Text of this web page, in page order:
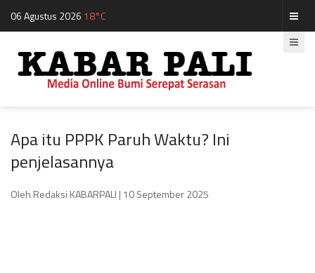
06 Agustus 2026 18°C
Apa itu PPPK Paruh Waktu? Ini
penjelasannya
Oleh Redaksi KABARPALI | 10 September 2025